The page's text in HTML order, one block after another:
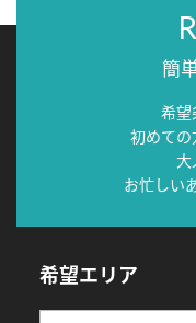
簡
希望
初めて
大
お忙しい
希望エリア